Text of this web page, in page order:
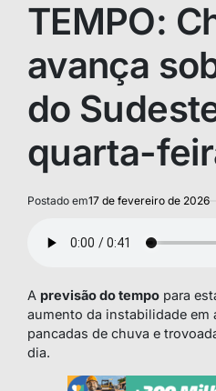
TEMPO:
avança
do
quarta-
Postado em17 de fevereiro de 2026
A previsão do tempo para
aumento da instabilidade em
pancadas de chuva e
dia.